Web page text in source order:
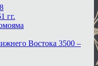
гг.
Востока 3500 –